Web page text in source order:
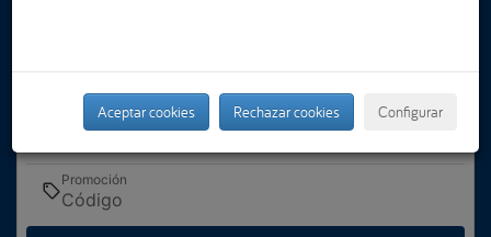
Cuándo
Entrada — Salida
Quién
Promoción
Aceptar cookies Rechazar cookies Configurar